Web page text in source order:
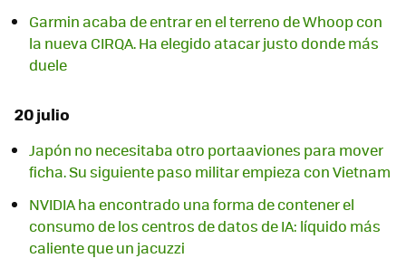
Garmin acaba de entrar en el terreno de Whoop con
la nueva CIRQA. Ha elegido atacar justo donde más
duele
20 julio
Japón no necesitaba otro portaaviones para mover
ficha. Su siguiente paso militar empieza con Vietnam
NVIDIA ha encontrado una forma de contener el
consumo de los centros de datos de IA: líquido más
caliente que un jacuzzi